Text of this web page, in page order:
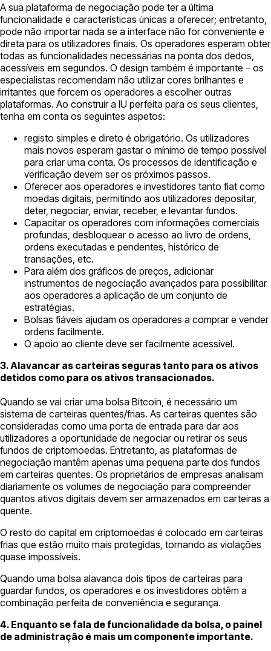
A sua plataforma de negociação pode ter a última
funcionalidade e características únicas a oferecer; entretanto,
pode não importar nada se a interface não for conveniente e
direta para os utilizadores finais. Os operadores esperam obter
todas as funcionalidades necessárias na ponta dos dedos,
acessíveis em segundos. O design também é importante – os
especialistas recomendam não utilizar cores brilhantes e
irritantes que forcem os operadores a escolher outras
plataformas. Ao construir a IU perfeita para os seus clientes,
tenha em conta os seguintes aspetos:
registo simples e direto é obrigatório. Os utilizadores
mais novos esperam gastar o mínimo de tempo possível
para criar uma conta. Os processos de identificação e
verificação devem ser os próximos passos.
Oferecer aos operadores e investidores tanto fiat como
moedas digitais, permitindo aos utilizadores depositar,
deter, negociar, enviar, receber, e levantar fundos.
Capacitar os operadores com informações comerciais
profundas, desbloquear o acesso ao livro de ordens,
ordens executadas e pendentes, histórico de
transações, etc.
Para além dos gráficos de preços, adicionar
instrumentos de negociação avançados para possibilitar
aos operadores a aplicação de um conjunto de
estratégias.
Bolsas fiáveis ajudam os operadores a comprar e vender
ordens facilmente.
O apoio ao cliente deve ser facilmente acessível.
3. Alavancar as carteiras seguras tanto para os ativos
detidos como para os ativos transacionados.
Quando se vai criar uma bolsa Bitcoin, é necessário um
sistema de carteiras quentes/frias. As carteiras quentes são
consideradas como uma porta de entrada para dar aos
utilizadores a oportunidade de negociar ou retirar os seus
fundos de criptomoedas. Entretanto, as plataformas de
negociação mantêm apenas uma pequena parte dos fundos
em carteiras quentes. Os proprietários de empresas analisam
diariamente os volumes de negociação para compreender
quantos ativos digitais devem ser armazenados em carteiras a
quente.
O resto do capital em criptomoedas é colocado em carteiras
frias que estão muito mais protegidas, tornando as violações
quase impossíveis.
Quando uma bolsa alavanca dois tipos de carteiras para
guardar fundos, os operadores e os investidores obtêm a
combinação perfeita de conveniência e segurança.
4. Enquanto se fala de funcionalidade da bolsa, o painel
de administração é mais um componente importante.